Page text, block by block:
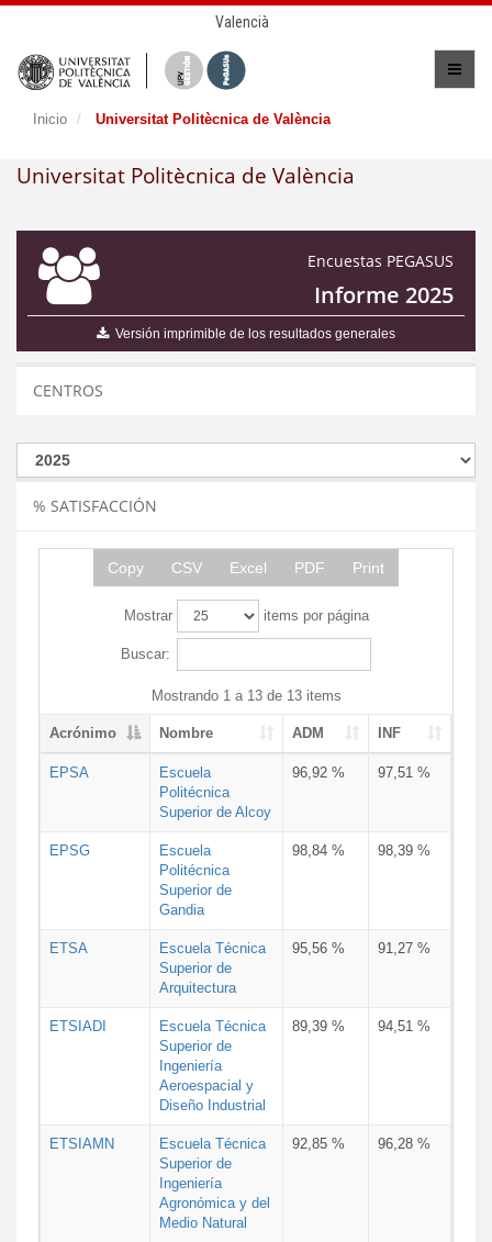
Valencià
Inicio Universitat Politècnica de València
Universitat Politècnica de València
Encuestas PEGASUS
Informe 2025
Versión imprimible de los resultados generales
CENTROS
% SATISFACCIÓN
Copy CSV Excel PDF Print
Mostrar items por página
Buscar:
Mostrando 1 a 13 de 13 items
Acrónimo Nombre ADM INF
EPSA
Escuela
Politécnica
Superior de Alcoy
96,92 % 97,51 %
EPSG
Escuela
Politécnica
Superior de
Gandia
98,84 % 98,39 %
ETSA
Escuela Técnica
Superior de
Arquitectura
95,56 % 91,27 %
ETSIADI
Escuela Técnica
Superior de
Ingeniería
Aeroespacial y
Diseño Industrial
89,39 % 94,51 %
ETSIAMN
Escuela Técnica
Superior de
Ingeniería
Agronómica y del
Medio Natural
92,85 % 96,28 %